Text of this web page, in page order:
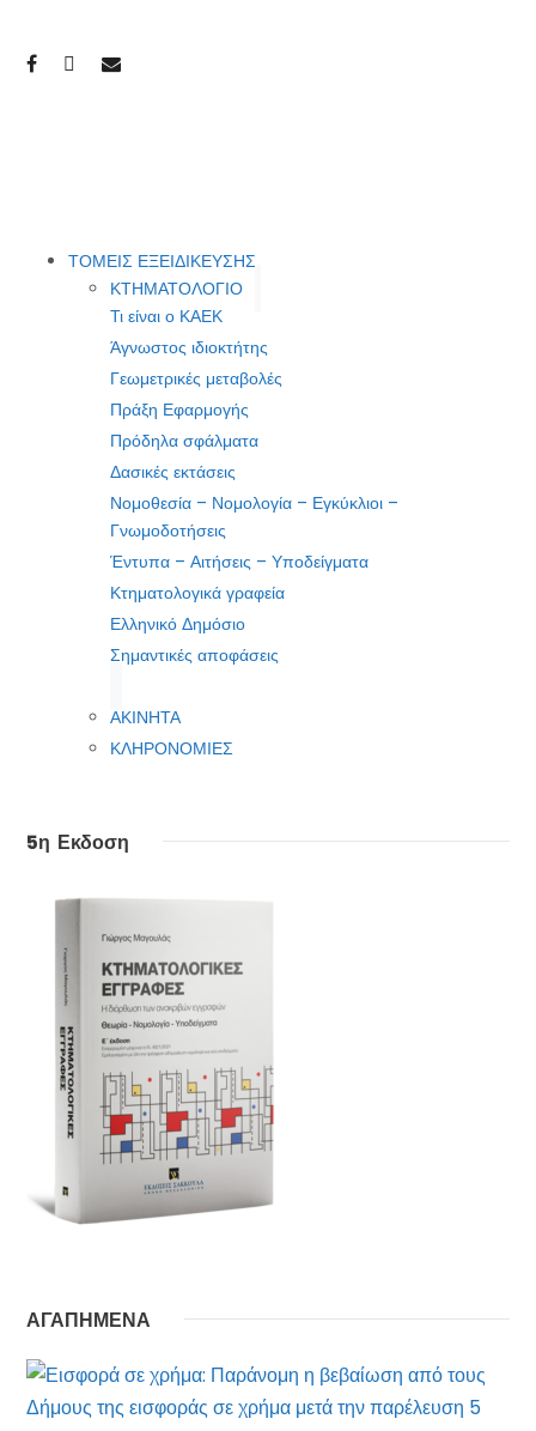
ΤΟΜΕΙΣ ΕΞΕΙΔΙΚΕΥΣΗΣ
ΚΤΗΜΑΤΟΛΟΓΙΟ
Τι είναι ο ΚΑΕΚ
Άγνωστος ιδιοκτήτης
Γεωμετρικές μεταβολές
Πράξη Εφαρμογής
Πρόδηλα σφάλματα
Δασικές εκτάσεις
Νομοθεσία – Νομολογία – Εγκύκλιοι –
Γνωμοδοτήσεις
Έντυπα – Αιτήσεις – Υποδείγματα
Κτηματολογικά γραφεία
Ελληνικό Δημόσιο
Σημαντικές αποφάσεις
ΑΚΙΝΗΤΑ
ΚΛΗΡΟΝΟΜΙΕΣ
5η Εκδοση
ΑΓΑΠΗΜΕΝΑ